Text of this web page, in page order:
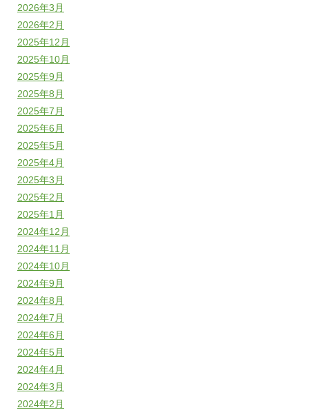
2026年3月
2026年2月
2025年12月
2025年10月
2025年9月
2025年8月
2025年7月
2025年6月
2025年5月
2025年4月
2025年3月
2025年2月
2025年1月
2024年12月
2024年11月
2024年10月
2024年9月
2024年8月
2024年7月
2024年6月
2024年5月
2024年4月
2024年3月
2024年2月